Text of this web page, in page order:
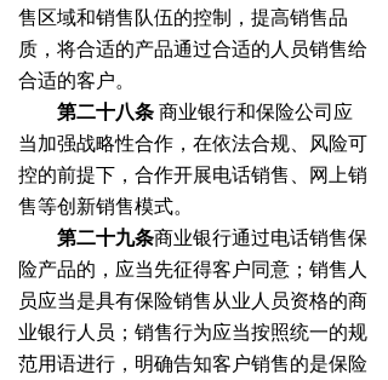
售区域和销售队伍的控制，提高销售品
质，将合适的产品通过合适的人员销售给
合适的客户。
第二十八条商业银行和保险公司应
当加强战略性合作，在依法合规、风险可
控的前提下，合作开展电话销售、网上销
售等创新销售模式。
第二十九条商业银行通过电话销售保
险产品的，应当先征得客户同意；销售人
员应当是具有保险销售从业人员资格的商
业银行人员；销售行为应当按照统一的规
范用语进行，明确告知客户销售的是保险